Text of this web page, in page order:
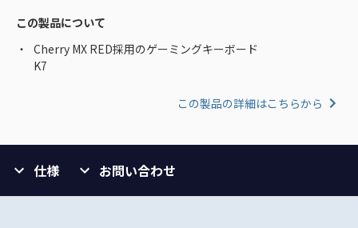
この製品について
Cherry MX RED採用のゲーミングキーボード
K7
この製品の詳細はこちらから
仕様 お問い合わせ